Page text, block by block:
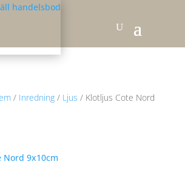
/ Inredning/ Ljus / Klotljus Cote Nord